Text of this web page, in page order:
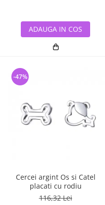
ADAUGA IN COS
Cercei argint Os si Catel
placati cu rodiu
116,32 Lei
-47%